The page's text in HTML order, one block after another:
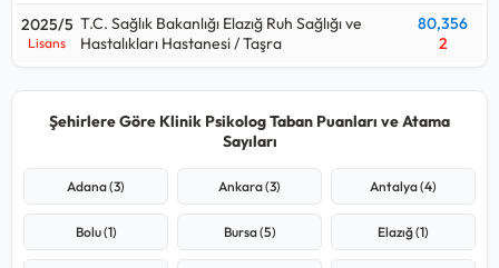
2025/5
Lisans
T.C. Sağlık Bakanlığı Elazığ Ruh Sağlığı ve
Hastalıkları Hastanesi / Taşra
80,356
2
Şehirlere Göre Klinik Psikolog Taban Puanları ve Atama
Sayıları
Adana (3) Ankara (3) Antalya (4)
Bolu (1) Bursa (5) Elazığ (1)